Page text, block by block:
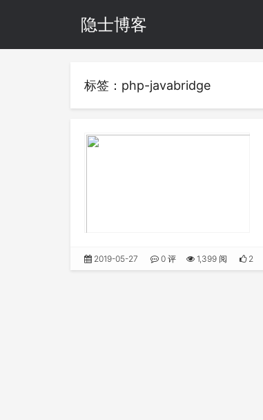
隐士博客
标签：php-javabridge
2019-05-27 0 评 1,399 阅 2